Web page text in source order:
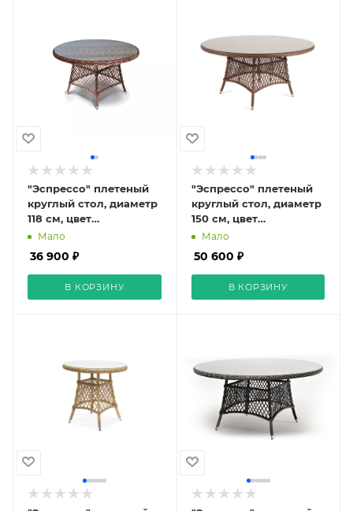
"Эспрессо" плетеный
круглый стол, диаметр
118 см, цвет
коричневый
Мало
36 900 ₽
В КОРЗИНУ
"Эспрессо" плетеный
круглый стол, диаметр
150 см, цвет
коричневый
Мало
50 600 ₽
В КОРЗИНУ